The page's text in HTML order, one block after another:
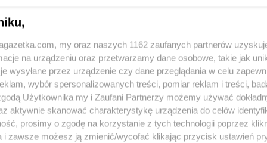
arhelan Czeremcha arhelan
arhelan Gródek
my oraz naszych 1162 zaufanych partnerów
na urządzeniu oraz przetwarzamy dane osobowe, takie jak
wysyłane przez urządzenie czy dane przeglądania w celu
wybór spersonalizowanych treści, pomiar reklam i treści,
Użytkownika my i Zaufani Partnerzy możemy używać
aktywnie skanować charakterystykę urządzenia do celów
prosimy o zgodę na korzystanie z tych technologii poprzez
i zawsze możesz ją zmienić/wycofać klikając przycisk ustawień